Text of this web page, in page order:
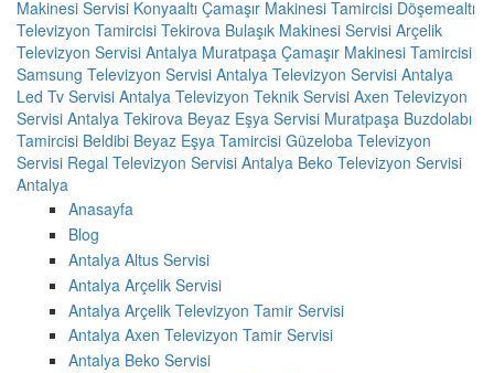
Makinesi Servisi Konyaaltı Çamaşır Makinesi Tamircisi Döşemealtı
Televizyon Tamircisi Tekirova Bulaşık Makinesi Servisi Arçelik
Televizyon Servisi Antalya Muratpaşa Çamaşır Makinesi Tamircisi
Samsung Televizyon Servisi Antalya Televizyon Servisi Antalya
Led Tv Servisi Antalya Televizyon Teknik Servisi Axen Televizyon
Servisi Antalya Tekirova Beyaz Eşya Servisi Muratpaşa Buzdolabı
Tamircisi Beldibi Beyaz Eşya Tamircisi Güzeloba Televizyon
Servisi Regal Televizyon Servisi Antalya Beko Televizyon Servisi
Antalya
Anasayfa
Blog
Antalya Altus Servisi
Antalya Arçelik Servisi
Antalya Arçelik Televizyon Tamir Servisi
Antalya Axen Televizyon Tamir Servisi
Antalya Beko Servisi